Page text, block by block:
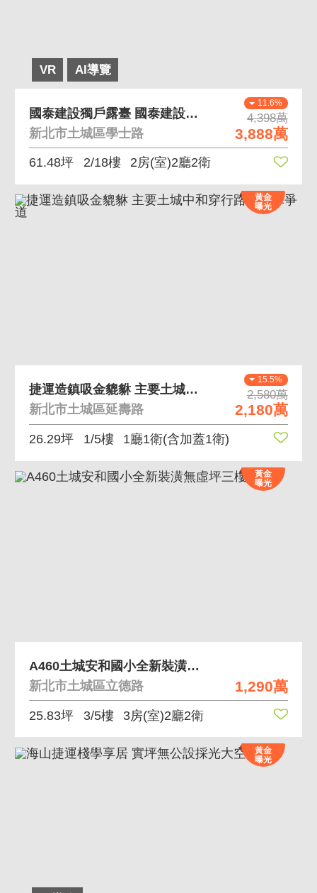
VR AI導覽
11.6%
4,398萬
3,888萬
國泰建設獨戶露臺 國泰建設、三井營造、超大雙露臺
新北市土城區學士路
61.48坪 2/18樓 2房(室)2廳2衛
黃金
曝光
15.5%
2,580萬
2,180萬
捷運造鎮吸金貔貅 主要土城中和穿行路線人車爭道
新北市土城區延壽路
26.29坪 1/5樓 1廳1衛(含加蓋1衛)
黃金
曝光
1,290萬
A460土城安和國小全新裝潢無虛坪三樓美寓
新北市土城區立德路
25.83坪 3/5樓 3房(室)2廳2衛
黃金
曝光